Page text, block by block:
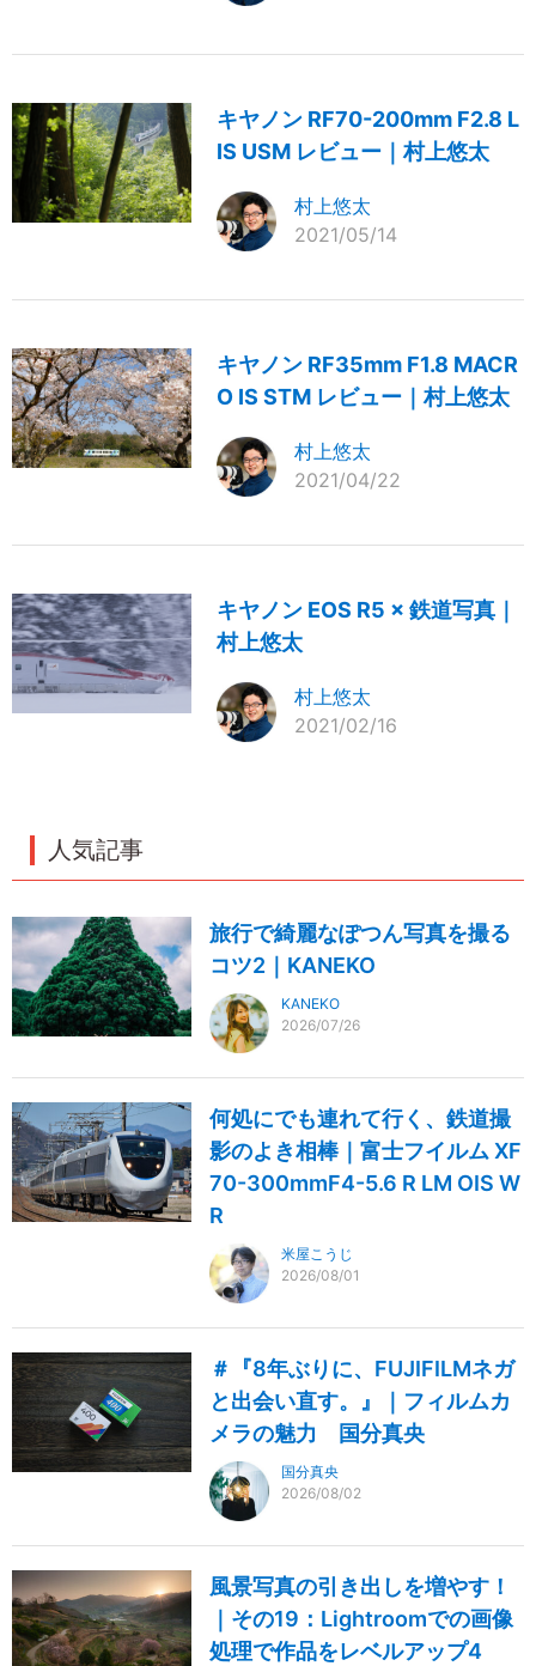
キヤノン RF70-200mm F2.8 L
IS USM レビュー｜村上悠太
村上悠太
2021/05/14
キヤノン RF35mm F1.8 MACR
O IS STM レビュー｜村上悠太
村上悠太
2021/04/22
キヤノン EOS R5 × 鉄道写真｜
村上悠太
村上悠太
2021/02/16
人気記事
旅行で綺麗なぽつん写真を撮る
コツ2｜KANEKO
KANEKO
2026/07/26
何処にでも連れて行く、鉄道撮
影のよき相棒｜富士フイルム XF
70-300mmF4-5.6 R LM OIS W
R
米屋こうじ
2026/08/01
＃『8年ぶりに、FUJIFILMネガ
と出会い直す。』｜フィルムカ
メラの魅力 国分真央
国分真央
2026/08/02
風景写真の引き出しを増やす！
｜その19：Lightroomでの画像
処理で作品をレベルアップ4